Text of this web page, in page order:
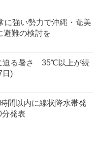
強い勢力で沖縄・奄美
難の検討を
迫る暑さ 35℃以上が続
日)
間以内に線状降水帯発
発表